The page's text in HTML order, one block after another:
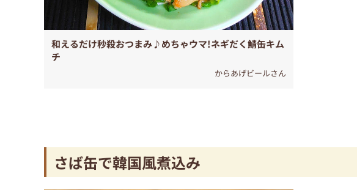
和えるだけ秒殺おつまみ♪めちゃウマ!ネギだく鯖缶キム
チ
からあげビールさん
さば缶で韓国風煮込み